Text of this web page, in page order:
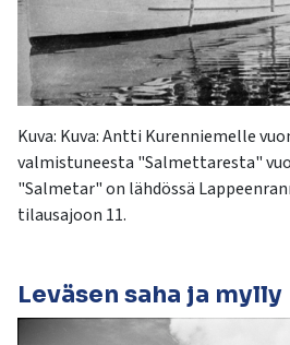
Kuva: Kuva:Antti Kurenniemelle
valmistuneesta "Salmettaresta"
"Salmetar" on lähdössä
tilausajoon 11.
Leväsen saha ja mylly